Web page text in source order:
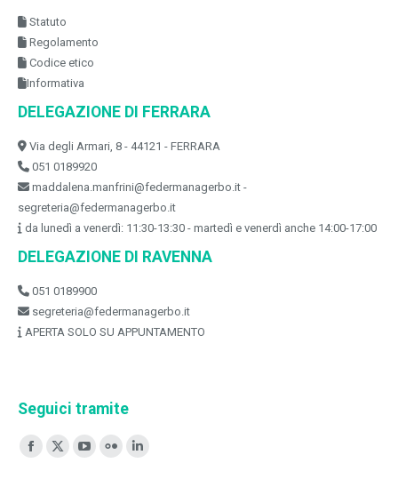
Statuto
Regolamento
Codice etico
Informativa
DELEGAZIONE DI FERRARA
Via degli Armari, 8 - 44121 - FERRARA
051 0189920
maddalena.manfrini@federmanagerbo.it -
segreteria@federmanagerbo.it
da lunedì a venerdì: 11:30-13:30 - martedì e venerdì anche 14:00-17:00
DELEGAZIONE DI RAVENNA
051 0189900
segreteria@federmanagerbo.it
APERTA SOLO SU APPUNTAMENTO
Seguici tramite
Ci puoi trovare su:
Facebook
X
YouTube
FlickrLinkedin